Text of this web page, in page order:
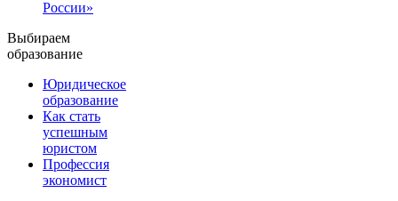
России»
Выбираем
образование
Юридическое
образование
Как стать
успешным
юристом
Профессия
экономист